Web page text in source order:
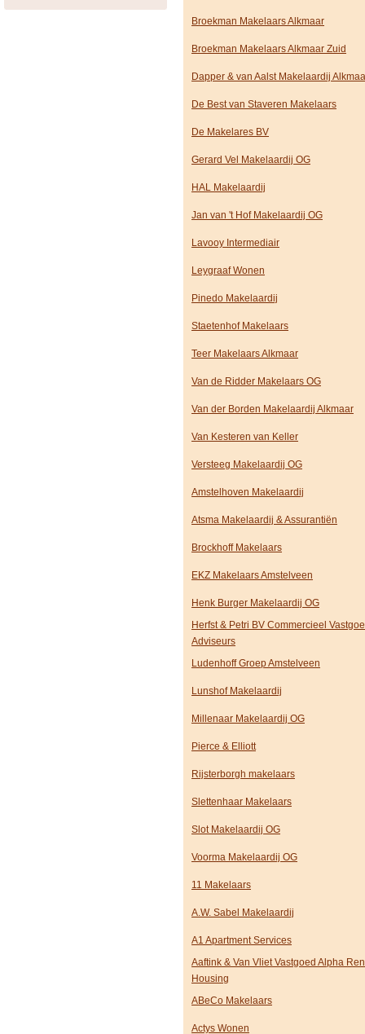
Broekman Makelaars Alkmaar
Broekman Makelaars Alkmaar Zuid
Dapper & van Aalst Makelaardij
De Best van Staveren Makelaars
De Makelares BV
Gerard Vel Makelaardij OG
HAL Makelaardij
Jan van 't Hof Makelaardij OG
Lavooy Intermediair
Leygraaf Wonen
Pinedo Makelaardij
Staetenhof Makelaars
Teer Makelaars Alkmaar
Van de Ridder Makelaars OG
Van der Borden Makelaardij Alkmaar
Van Kesteren van Keller
Versteeg Makelaardij OG
Amstelhoven Makelaardij
Atsma Makelaardij & Assurantiën
Brockhoff Makelaars
EKZ Makelaars Amstelveen
Henk Burger Makelaardij OG
Herfst & Petri BV Commercieel
Adviseurs
Ludenhoff Groep Amstelveen
Lunshof Makelaardij
Millenaar Makelaardij OG
Pierce & Elliott
Rijsterborgh makelaars
Slettenhaar Makelaars
Slot Makelaardij OG
Voorma Makelaardij OG
11 Makelaars
A.W. Sabel Makelaardij
A1 Apartment Services
Aaftink & Van Vliet Vastgoed Alpha
Housing
ABeCo Makelaars
Actys Wonen